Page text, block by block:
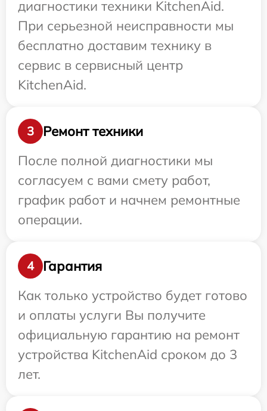
диагностики техники KitchenAid.
При серьезной неисправности мы
бесплатно доставим технику в
сервис в сервисный центр
KitchenAid.
3
Ремонт техники
После полной диагностики мы
согласуем с вами смету работ,
график работ и начнем ремонтные
операции.
4
Гарантия
Как только устройство будет готово
и оплаты услуги Вы получите
официальную гарантию на ремонт
устройства KitchenAid сроком до 3
лет.